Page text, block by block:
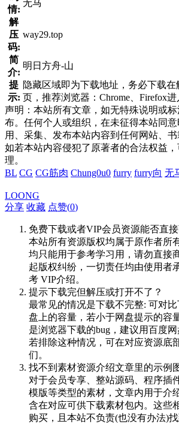
情:
无马
解
压
码:
way29.top
简
介:
明日方舟-山
提
示:
隐藏区域即为下载地址，务必下载在
页，推荐浏览器：Chrome、Firefox
声明：本站所有文章，如无特殊说明或
布。任何个人或组织，在未征得本站同
用、采集、发布本站内容到任何网站、书
如若本站内容侵犯了原著者的合法权益
理。
BL CG CG筋肉 Chung0u0 furry furry向 无
LOONG
分享 收藏 点赞(0)
免费下载或者VIP会员资源能否直接
本站所有资源版权均属于原作者所
均只能用于参考学习用，请勿直接
起版权纠纷，一切责任均由使用者
考 VIP介绍。
提示下载完但解压或打开不了？
最常见的情况是下载不完整: 可对
盘上的容量，若小于网盘提示的容
是浏览器下载的bug，建议用百度网
若排除这种情况，可在对应资源底
们。
找不到素材资源介绍文章里的示例
对于会员专享、整站源码、程序插
模版等类型的素材，文章内用于介
含在对应可供下载素材包内。这些
购买，且本站不负责(也没有办法)